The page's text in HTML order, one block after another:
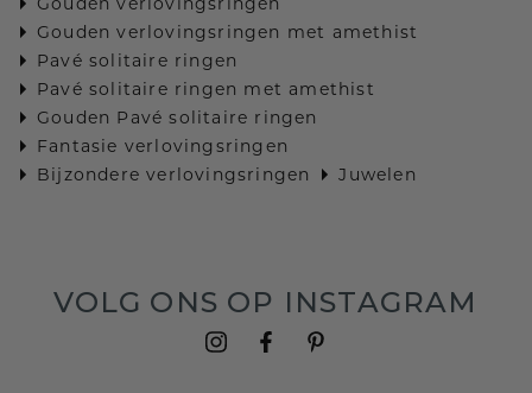
Gouden verlovingsringen met amethist
Pavé solitaire ringen
Pavé solitaire ringen met amethist
Gouden Pavé solitaire ringen
Fantasie verlovingsringen
Bijzondere verlovingsringen
Juwelen
VOLG ONS OP INSTAGRAM